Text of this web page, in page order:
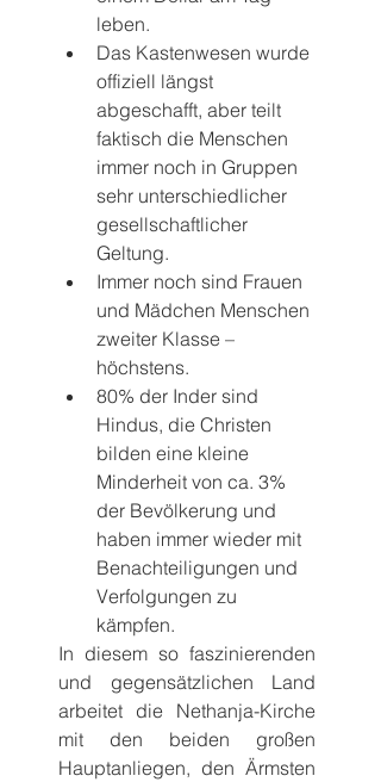
leben.
Das Kastenwesen wurde
offiziell längst
abgeschafft, aber teilt
faktisch die Menschen
immer noch in Gruppen
sehr unterschiedlicher
gesellschaftlicher
Geltung.
Immer noch sind Frauen
und Mädchen Menschen
zweiter Klasse –
höchstens.
80% der Inder sind
Hindus, die Christen
bilden eine kleine
Minderheit von ca. 3%
der Bevölkerung und
haben immer wieder mit
Benachteiligungen und
Verfolgungen zu
kämpfen.
In diesem so faszinierenden
und gegensätzlichen Land
arbeitet die Nethanja-Kirche
mit den beiden großen
Hauptanliegen, den Ärmsten